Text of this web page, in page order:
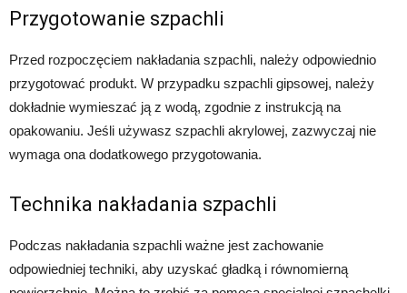
Przygotowanie szpachli
Przed rozpoczęciem nakładania szpachli, należy odpowiednio
przygotować produkt. W przypadku szpachli gipsowej, należy
dokładnie wymieszać ją z wodą, zgodnie z instrukcją na
opakowaniu. Jeśli używasz szpachli akrylowej, zazwyczaj nie
wymaga ona dodatkowego przygotowania.
Technika nakładania szpachli
Podczas nakładania szpachli ważne jest zachowanie
odpowiedniej techniki, aby uzyskać gładką i równomierną